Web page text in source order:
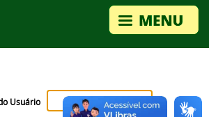
Usuário